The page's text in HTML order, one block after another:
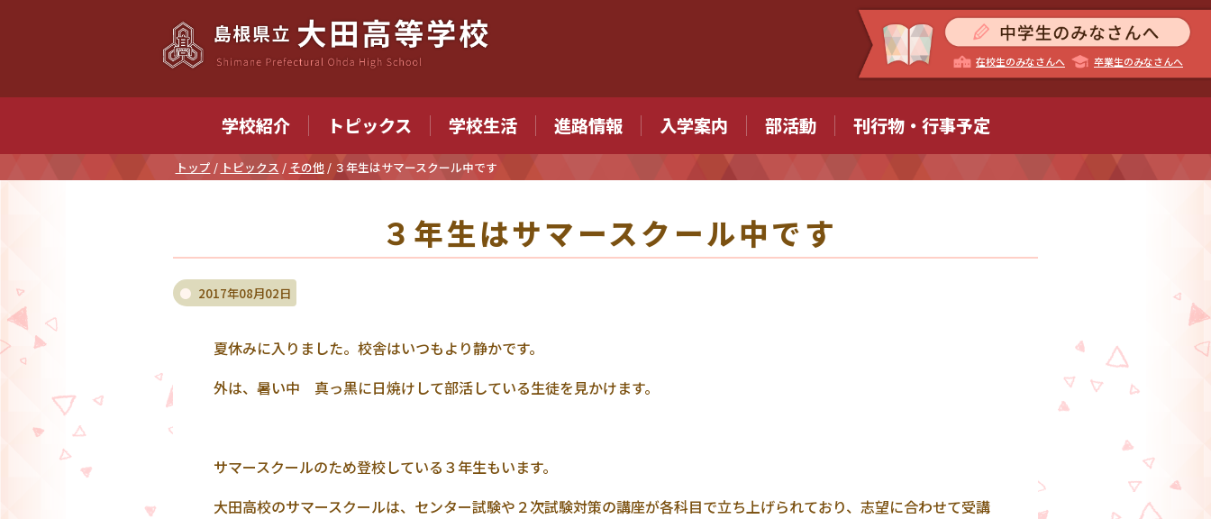
在校生のみなさんへ 卒業生のみなさんへ
学校紹介 トピックス 学校生活 進路情報 入学案内 部活動 刊行物・行事予定
現
トップ / トピックス / その他/ ３年生はサマースクール中です
３年生はサマースクール中です
2017年08月02日
夏休みに入りました。校舎はいつもより静かです。
外は、暑い中 真っ黒に日焼けして部活している生徒を見かけます。
サマースクールのため登校している３年生もいます。
大田高校のサマースクールは、センター試験や２次試験対策の講座が各科目で立ち上げられており、志望に合わせて受講